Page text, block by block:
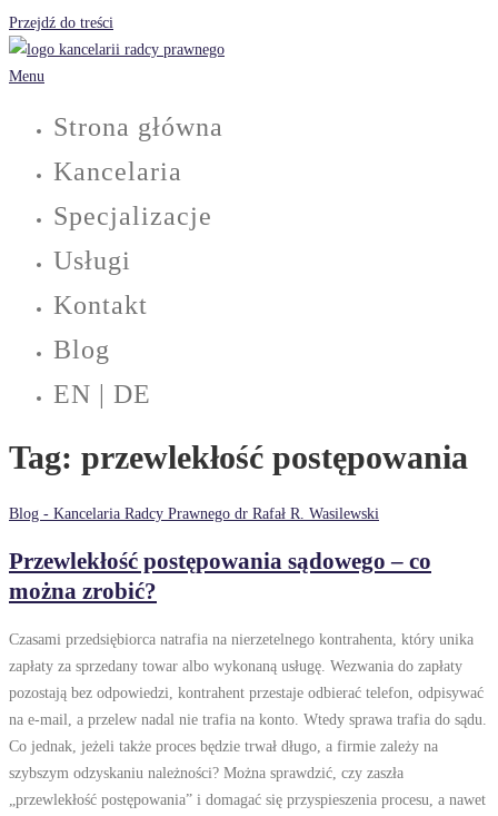
Przejdź do treści
Menu
Strona główna
Kancelaria
Specjalizacje
Usługi
Kontakt
Blog
EN | DE
Tag: przewlekłość postępowania
Blog - Kancelaria Radcy Prawnego dr Rafał R. Wasilewski
Przewlekłość postępowania sądowego – co
można zrobić?
Czasami przedsiębiorca natrafia na nierzetelnego kontrahenta, który unika
zapłaty za sprzedany towar albo wykonaną usługę. Wezwania do zapłaty
pozostają bez odpowiedzi, kontrahent przestaje odbierać telefon, odpisywać
na e-mail, a przelew nadal nie trafia na konto. Wtedy sprawa trafia do sądu.
Co jednak, jeżeli także proces będzie trwał długo, a firmie zależy na
szybszym odzyskaniu należności? Można sprawdzić, czy zaszła
„przewlekłość postępowania” i domagać się przyspieszenia procesu, a nawet